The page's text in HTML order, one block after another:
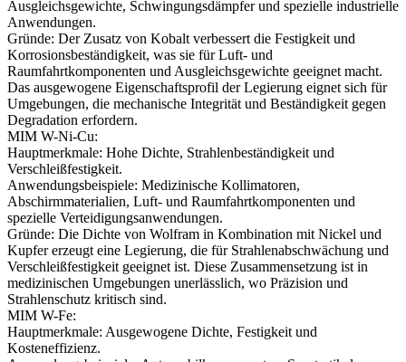
Ausgleichsgewichte, Schwingungsdämpfer und spezielle industrielle
Anwendungen.
Gründe: Der Zusatz von Kobalt verbessert die Festigkeit und
Korrosionsbeständigkeit, was sie für Luft- und
Raumfahrtkomponenten und Ausgleichsgewichte geeignet macht.
Das ausgewogene Eigenschaftsprofil der Legierung eignet sich für
Umgebungen, die mechanische Integrität und Beständigkeit gegen
Degradation erfordern.
MIM W-Ni-Cu:
Hauptmerkmale: Hohe Dichte, Strahlenbeständigkeit und
Verschleißfestigkeit.
Anwendungsbeispiele: Medizinische Kollimatoren,
Abschirmmaterialien, Luft- und Raumfahrtkomponenten und
spezielle Verteidigungsanwendungen.
Gründe: Die Dichte von Wolfram in Kombination mit Nickel und
Kupfer erzeugt eine Legierung, die für Strahlenabschwächung und
Verschleißfestigkeit geeignet ist. Diese Zusammensetzung ist in
medizinischen Umgebungen unerlässlich, wo Präzision und
Strahlenschutz kritisch sind.
MIM W-Fe:
Hauptmerkmale: Ausgewogene Dichte, Festigkeit und
Kosteneffizienz.